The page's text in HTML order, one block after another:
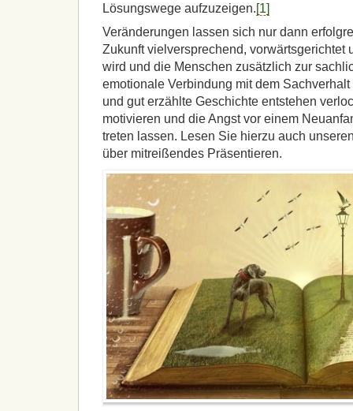
Lösungswege aufzuzeigen.[1]
Veränderungen lassen sich nur dann
Zukunft vielversprechend, vorwärtsgerichtet
wird und die Menschen zusätzlich zur
emotionale Verbindung mit dem
und gut erzählte Geschichte entstehen
motivieren und die Angst vor einem
treten lassen. Lesen Sie hierzu auch
über mitreißendes Präsentieren.